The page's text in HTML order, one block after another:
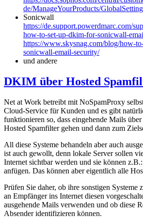
de/ManageYourProducts/
Sonicwall
https://de.support.powerdmarc.com/
how-to-set-up-dkim-for-sonicwall-
https://www.skysnag.com/blog/how-
sonicwall-email-security/
und andere
DKIM über Hosted
Net at Work betreibt mit NoSpamProxy
Cloud-Service für Kunden und es gibt
funktionieren so, dass eingehende Mails
Hosted Spamfilter gehen und dann zum
All diese Systeme behandeln aber auch
ist auch gewollt, denn lokale Server sollen
Internet sichtbar werden und sie können
anfügen. Das können aber eigentlich alle
Prüfen Sie daher, ob ihre sonstigen Systeme
an Empfänger ins Internet diesen
ausgehende Mails verwenden und ob diese
Absender identifizieren können.